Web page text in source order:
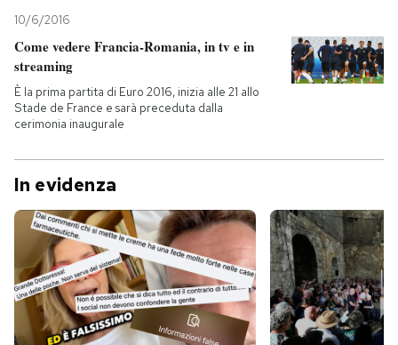
10/6/2016
Come vedere Francia-Romania, in tv e in
streaming
È la prima partita di Euro 2016, inizia alle 21 allo
Stade de France e sarà preceduta dalla
cerimonia inaugurale
In evidenza